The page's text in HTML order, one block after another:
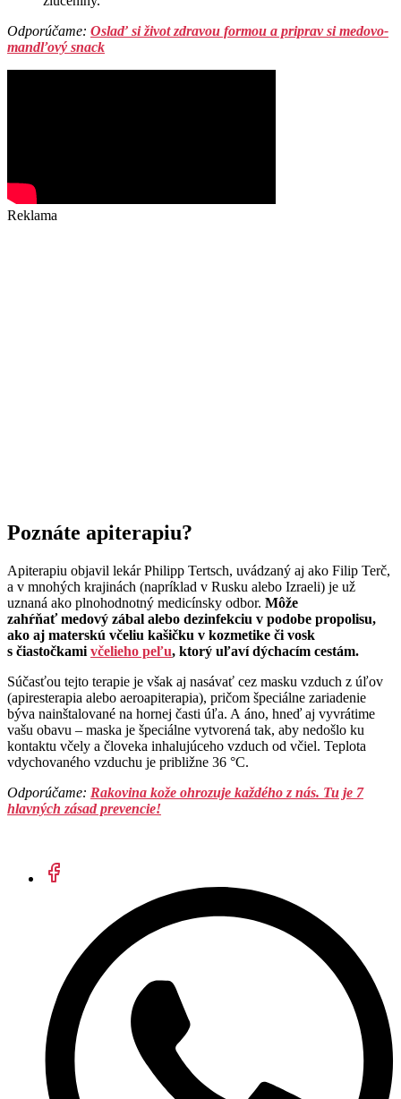
Odporúčame: Oslaď si život zdravou formou a priprav si medovo-
mandľový snack
Reklama
Poznáte apiterapiu?
Apiterapiu objavil lekár Philipp Tertsch, uvádzaný aj ako Filip Terč,
a v mnohých krajinách (napríklad v Rusku alebo Izraeli) je už
uznaná ako plnohodnotný medicínsky odbor. Môže
zahŕňať medový zábal alebo dezinfekciu v podobe propolisu,
ako aj materskú včeliu kašičku v kozmetike či vosk
s čiastočkami včelieho peľu, ktorý uľaví dýchacím cestám.
Súčasťou tejto terapie je však aj nasávať cez masku vzduch z úľov
(apiresterapia alebo aeroapiterapia), pričom špeciálne zariadenie
býva nainštalované na hornej časti úľa. A áno, hneď aj vyvrátime
vašu obavu – maska je špeciálne vytvorená tak, aby nedošlo ku
kontaktu včely a človeka inhalujúceho vzduch od včiel. Teplota
vdychovaného vzduchu je približne 36 °C.
Odporúčame: ​ Rakovina kože ohrozuje každého z nás. Tu je 7
hlavných zásad prevencie!